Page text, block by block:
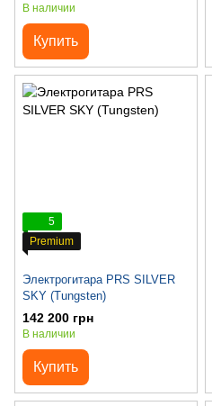
В наличии
Купить
5
Premium
Электрогитара PRS SILVER
SKY (Tungsten)
142 200 грн
В наличии
Купить